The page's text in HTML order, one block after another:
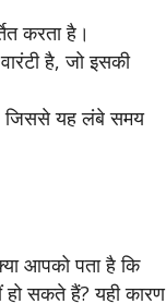
करता है।
है, जो इसकी
जिससे यह लंबे समय
आपको पता है कि
हो सकते हैं? यही कारण